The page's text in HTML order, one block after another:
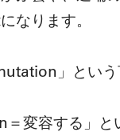
なります。
」という
変容する」と